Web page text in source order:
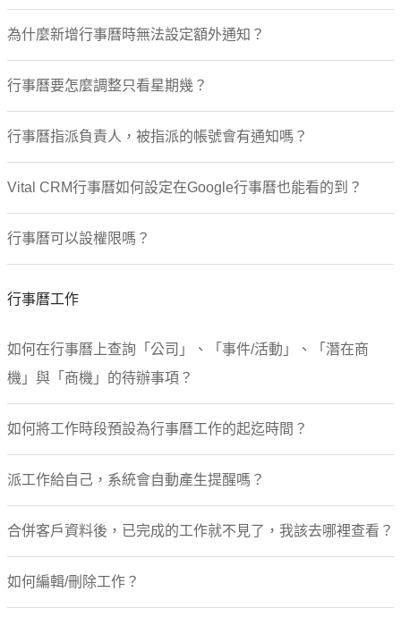
訂單/消費自訂欄位
訂單/消費查詢、匯出
訂單/消費其他
簡訊點數規則
雙向簡訊
簡訊查詢
行銷郵件
郵件設計
郵件範本/草稿
聯繫腳本
社群媒體
Facebook Messenger 整合
APP
公司(APP)
潛在商機(APP)
商機(APP)
為什麼新增行事曆時無法設定額外通知？
行事曆要怎麼調整只看星期幾？
行事曆指派負責人，被指派的帳號會有通知嗎？
Vital CRM行事曆如何設定在Google行事曆也能看的到？
行事曆可以設權限嗎？
行事曆工作
如何在行事曆上查詢「公司」、「事件/活動」、「潛在商
機」與「商機」的待辦事項？
如何將工作時段預設為行事曆工作的起迄時間？
派工作給自己，系統會自動產生提醒嗎？
合併客戶資料後，已完成的工作就不見了，我該去哪裡查看？
如何編輯/刪除工作？